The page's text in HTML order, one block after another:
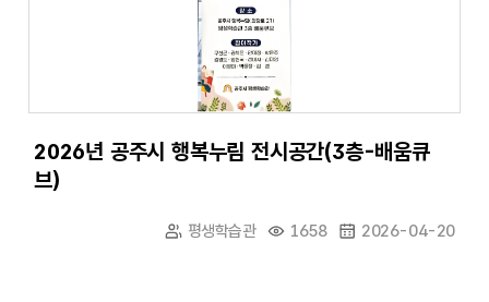
2026년 공주시 행복누림 전시공간(3층-배움큐
브)
평생학습관 1658 2026-04-20